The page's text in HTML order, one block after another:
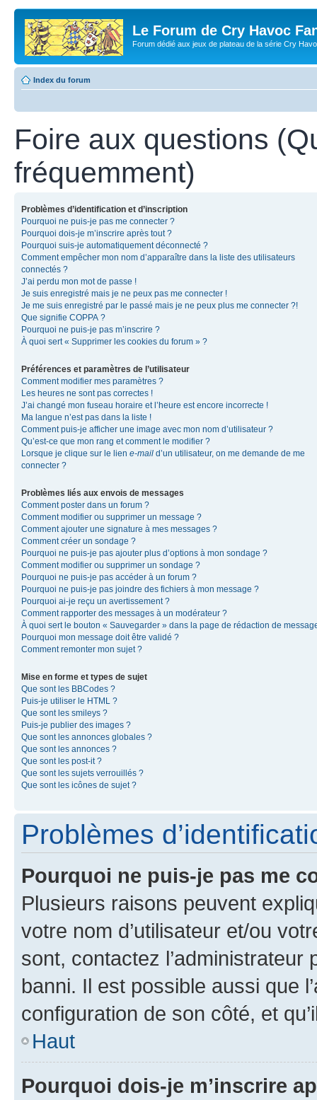
Le Forum de Cry Havoc
Forum dédié aux jeux de plateau de la série Cry
Index du forum
Foire aux questions
fréquemment)
Problèmes d’identification et d’inscription
Pourquoi ne puis-je pas me connecter ?
Pourquoi dois-je m’inscrire après tout ?
Pourquoi suis-je automatiquement déconnecté ?
Comment empêcher mon nom d’apparaître dans la liste des utilisateurs
connectés ?
J’ai perdu mon mot de passe !
Je suis enregistré mais je ne peux pas me connecter !
Je me suis enregistré par le passé mais je ne peux plus me connecter ?!
Que signifie COPPA ?
Pourquoi ne puis-je pas m’inscrire ?
À quoi sert « Supprimer les cookies du forum » ?
Préférences et paramètres de l’utilisateur
Comment modifier mes paramètres ?
Les heures ne sont pas correctes !
J’ai changé mon fuseau horaire et l’heure est encore incorrecte !
Ma langue n’est pas dans la liste !
Comment puis-je afficher une image avec mon nom d’utilisateur ?
Qu’est-ce que mon rang et comment le modifier ?
Lorsque je clique sur le lien e-mail d’un utilisateur, on me demande de me
connecter ?
Problèmes liés aux envois de messages
Comment poster dans un forum ?
Comment modifier ou supprimer un message ?
Comment ajouter une signature à mes messages ?
Comment créer un sondage ?
Pourquoi ne puis-je pas ajouter plus d’options à mon sondage ?
Comment modifier ou supprimer un sondage ?
Pourquoi ne puis-je pas accéder à un forum ?
Pourquoi ne puis-je pas joindre des fichiers à mon message ?
Pourquoi ai-je reçu un avertissement ?
Comment rapporter des messages à un modérateur ?
À quoi sert le bouton « Sauvegarder » dans la page de rédaction de
Pourquoi mon message doit être validé ?
Comment remonter mon sujet ?
Mise en forme et types de sujet
Que sont les BBCodes ?
Puis-je utiliser le HTML ?
Que sont les smileys ?
Puis-je publier des images ?
Que sont les annonces globales ?
Que sont les annonces ?
Que sont les post-it ?
Que sont les sujets verrouillés ?
Que sont les icônes de sujet ?
Problèmes
Pourquoi ne puis-je pas me
Plusieurs raisons peuvent
votre nom d’utilisateur et/ou
sont, contactez l’administrateur
banni. Il est possible aussi que
configuration de son côté, et
Haut
Pourquoi dois-je m’inscrire